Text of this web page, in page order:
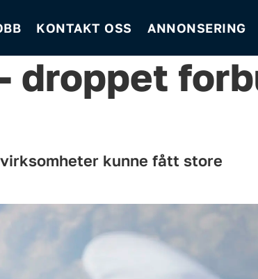
KONTAKT OSS ANNONSERING
droppet
kunne fått store